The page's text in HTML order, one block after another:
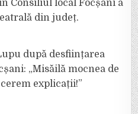
Consiliul local Focșani a
din județ.
după desființarea
„Misăilă mocnea de
explicații!”